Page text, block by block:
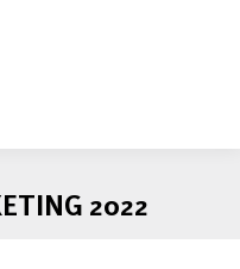
2022